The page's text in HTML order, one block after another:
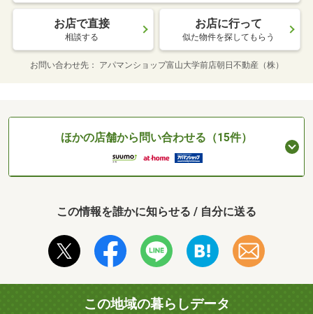
お店で直接
相談する
お店に行って
似た物件を探してもらう
お問い合わせ先 アパマンショップ富山大学前店朝日不動産（株）
ほかの店舗から問い合わせる（15件）
この情報を誰かに知らせる / 自分に送る
この地域の暮らしデータ